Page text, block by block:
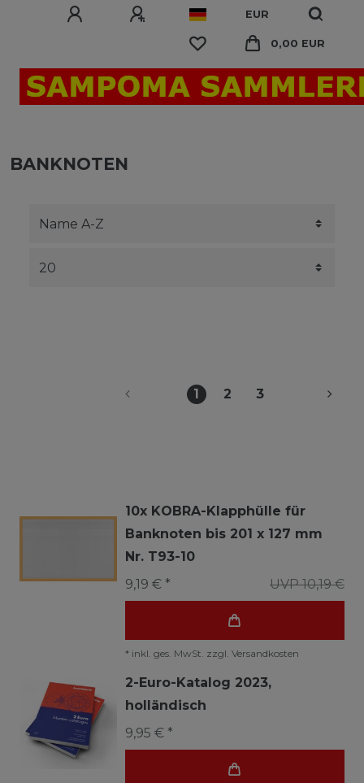
EUR
0,00 EUR
BANKNOTEN
1 2 3
10x KOBRA-Klapphülle für
Banknoten bis 201 x 127 mm
Nr. T93-10
UVP 10,19 €
9,19 € *
* inkl. ges. MwSt. zzgl. Versandkosten
2-Euro-Katalog 2023,
holländisch
9,95 € *